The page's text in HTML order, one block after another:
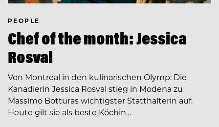
PEOPLE
Chef of the month: Jessica
Rosval
Von Montreal in den kulinarischen Olymp: Die
Kanadierin Jessica Rosval stieg in Modena zu
Massimo Botturas wichtigster Statthalterin auf.
Heute gilt sie als beste Köchin…